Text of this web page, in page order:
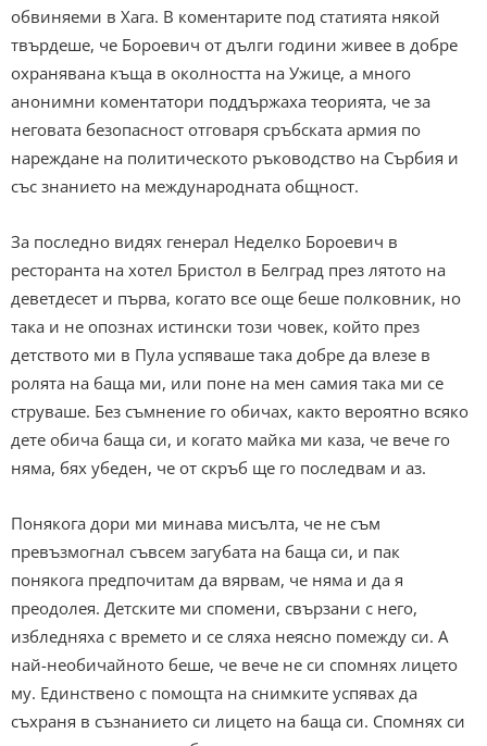
обвиняеми в Хага. В коментарите под статията някой
твърдеше, че Бороевич от дълги години живее в добре
охранявана къща в околността на Ужице, а много
анонимни коментатори поддържаха теорията, че за
неговата безопасност отговаря сръбската армия по
нареждане на политическото ръководство на Сърбия и
със знанието на международната общност.
За последно видях генерал Неделко Бороевич в
ресторанта на хотел Бристол в Белград през лятото на
деветдесет и първа, когато все още беше полковник, но
така и не опознах истински този човек, който през
детството ми в Пула успяваше така добре да влезе в
ролята на баща ми, или поне на мен самия така ми се
струваше. Без съмнение го обичах, както вероятно всяко
дете обича баща си, и когато майка ми каза, че вече го
няма, бях убеден, че от скръб ще го последвам и аз.
Понякога дори ми минава мисълта, че не съм
превъзмогнал съвсем загубата на баща си, и пак
понякога предпочитам да вярвам, че няма и да я
преодолея. Детските ми спомени, свързани с него,
избледняха с времето и се сляха неясно помежду си. А
най-необичайното беше, че вече не си спомнях лицето
му. Единствено с помощта на снимките успявах да
съхраня в съзнанието си лицето на баща си. Спомнях си